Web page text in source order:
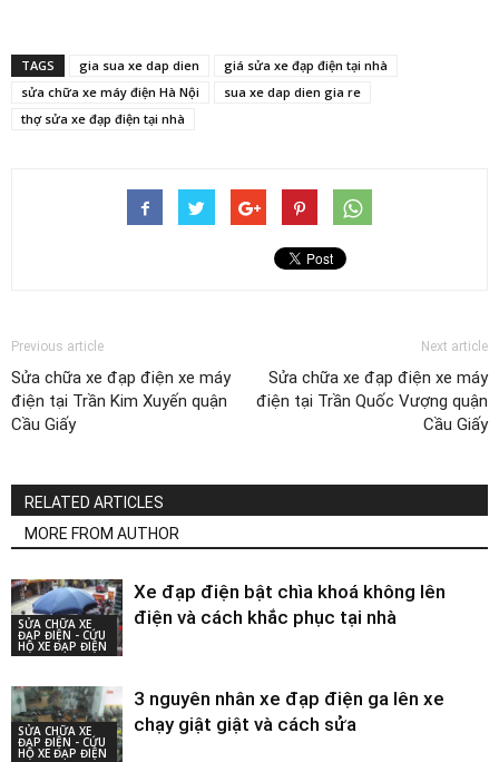
TAGS gia sua xe dap dien
giá sửa xe đạp điện tại nhà
sửa chữa xe máy điện Hà Nội
sua xe dap dien gia re
thợ sửa xe đạp điện tại nhà
Previous article
Sửa chữa xe đạp điện xe máy
điện tại Trần Kim Xuyến quận
Cầu Giấy
Next article
Sửa chữa xe đạp điện xe máy
điện tại Trần Quốc Vượng quận
Cầu Giấy
RELATED ARTICLES
MORE FROM AUTHOR
SỬA CHỮA XE
ĐẠP ĐIỆN - CỨU
HỘ XE ĐẠP ĐIỆN
Xe đạp điện bật chìa khoá không lên
điện và cách khắc phục tại nhà
SỬA CHỮA XE
ĐẠP ĐIỆN - CỨU
HỘ XE ĐẠP ĐIỆN
3 nguyên nhân xe đạp điện ga lên xe
chạy giật giật và cách sửa